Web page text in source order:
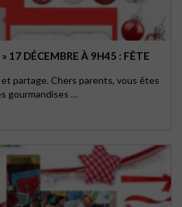
17 DÉCEMBRE À 9H45 : FÊTE
partage. Chers parents, vous êtes
gourmandises …